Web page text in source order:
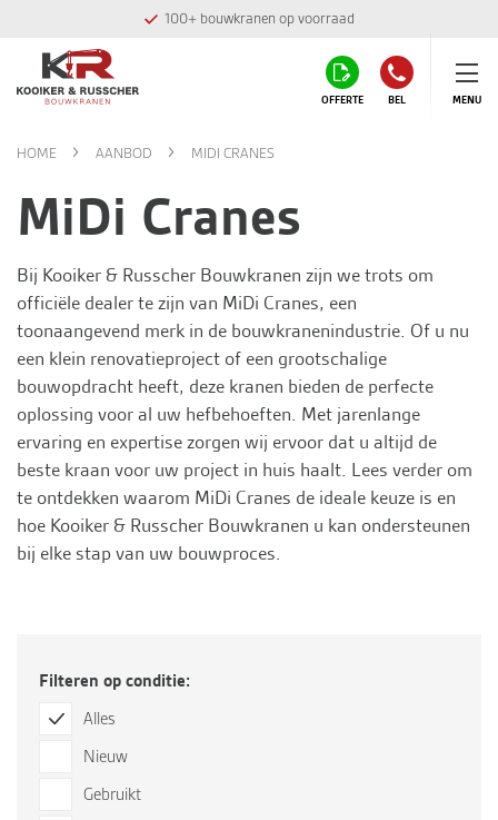
100+ bouwkranen op voorraad
OFFERTE BEL MENU
HOME AANBOD MIDI CRANES
MiDi Cranes
Bij Kooiker & Russcher Bouwkranen zijn we trots om
officiële dealer te zijn van MiDi Cranes, een
toonaangevend merk in de bouwkranenindustrie. Of u nu
een klein renovatieproject of een grootschalige
bouwopdracht heeft, deze kranen bieden de perfecte
oplossing voor al uw hefbehoeften. Met jarenlange
ervaring en expertise zorgen wij ervoor dat u altijd de
beste kraan voor uw project in huis haalt. Lees verder om
te ontdekken waarom MiDi Cranes de ideale keuze is en
hoe Kooiker & Russcher Bouwkranen u kan ondersteunen
bij elke stap van uw bouwproces.
Filteren op conditie:
Alles
Nieuw
Gebruikt